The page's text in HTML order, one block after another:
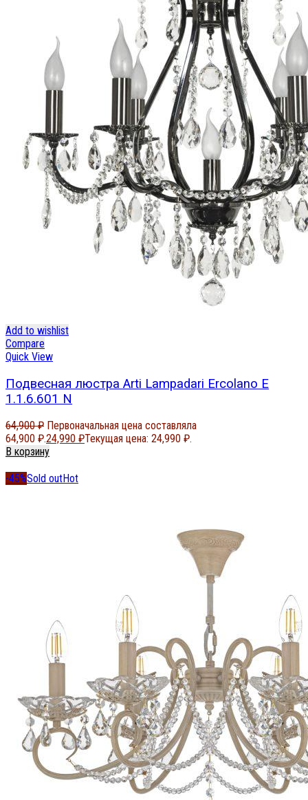
Add to wishlist
Compare
Quick View
Подвесная люстра Arti Lampadari Ercolano E
1.1.6.601 N
64,900₽ Первоначальная цена составляла
64,900 ₽.24,990 ₽Текущая цена: 24,990 ₽.
В корзину
-45%Sold outHot